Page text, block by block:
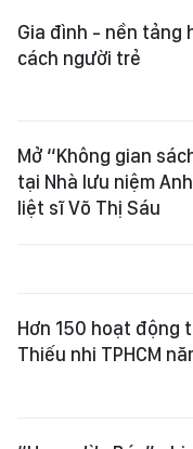
Gia đình - nền tảng
cách người trẻ
Mở “Không gian
tại Nhà lưu niệm
liệt sĩ Võ Thị Sáu
Hơn 150 hoạt động
Thiếu nhi TPHCM